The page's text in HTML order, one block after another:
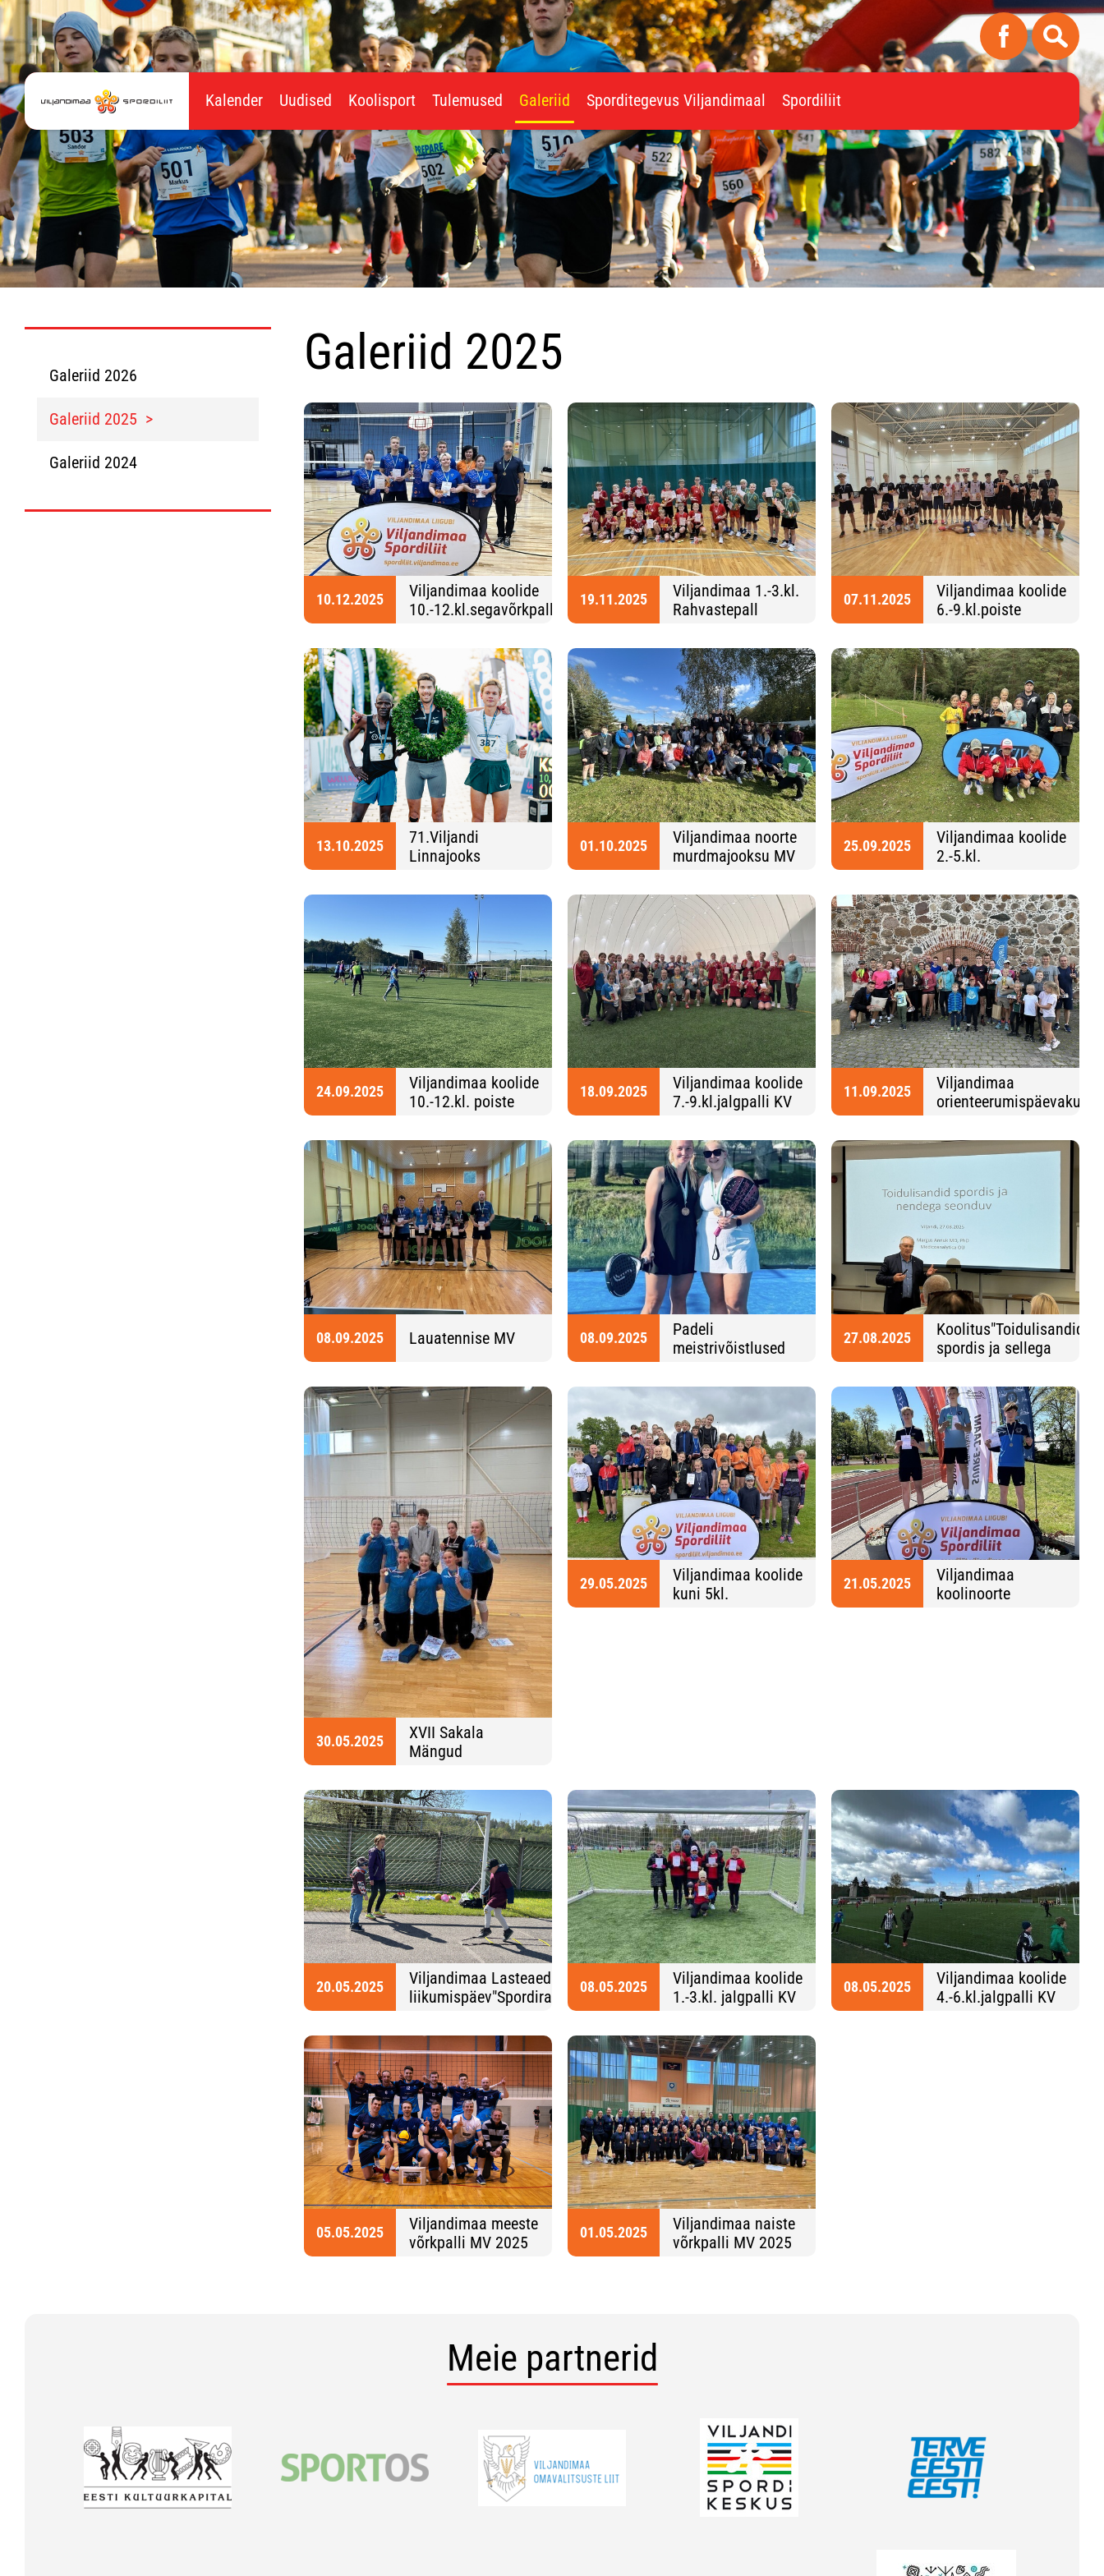
Kalender Uudised Koolisport Tulemused Galeriid Sporditegevus Viljandimaal Spordiliit
Galeriid 2026
Galeriid 2025
Galeriid 2024
Galeriid 2025
10.12.2025
Viljandimaa koolide
10.-12.kl.segavõrkpall
19.11.2025
Viljandimaa 1.-3.kl.
Rahvastepall
07.11.2025
Viljandimaa koolide
6.-9.kl.poiste
13.10.2025
71.Viljandi
Linnajooks
01.10.2025
Viljandimaa noorte
murdmajooksu MV
25.09.2025
Viljandimaa koolide
2.-5.kl.
25.09.2025
24.09.2025
Viljandimaa koolide
10.-12.kl. poiste
18.09.2025
Viljandimaa koolide
7.-9.kl.jalgpalli KV
11.09.2025
Viljandimaa
orienteerumispäevakute
08.09.2025 Lauatennise MV 08.09.2025
Padeli
meistrivõistlused
27.08.2025
Koolitus"Toidulisandid
spordis ja sellega
30.05.2025
XVII Sakala
Mängud
29.05.2025
Viljandimaa koolide
kuni 5kl.
21.05.2025
Viljandimaa
koolinoorte
20.05.2025
Viljandimaa Lasteaedade
liikumispäev"Spordirahva
08.05.2025
Viljandimaa koolide
1.-3.kl. jalgpalli KV
08.05.2025
Viljandimaa koolide
4.-6.kl.jalgpalli KV
05.05.2025
Viljandimaa meeste
võrkpalli MV 2025
01.05.2025
Viljandimaa naiste
võrkpalli MV 2025
Meie partnerid